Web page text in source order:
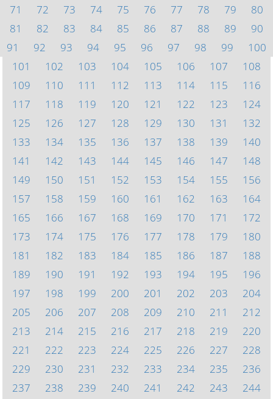
71
72 73 74 75 76 77 78 79
80
81
82 83 84 85 86 87 88 89
90
91
92 93 94 95 96 97 98 99
100
101
102 103 104 105 106 107
108
109
110 111 112 113 114 115
116
117
118 119 120 121 122 123
124
125
126 127 128 129 130 131
132
133
134 135 136 137 138 139
140
141
142 143 144 145 146 147
148
149
150 151 152 153 154 155
156
157
158 159 160 161 162 163
164
165
166 167 168 169 170 171
172
173
174 175 176 177 178 179
180
181
182 183 184 185 186 187
188
189
190 191 192 193 194 195
196
197
198 199 200 201 202 203
204
205
206 207 208 209 210 211
212
213
214 215 216 217 218 219
220
221
222 223 224 225 226 227
228
229
230 231 232 233 234 235
236
237
238 239 240 241 242 243
244